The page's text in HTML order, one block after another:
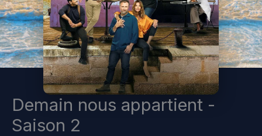
Demain nous appartient -
Saison 2